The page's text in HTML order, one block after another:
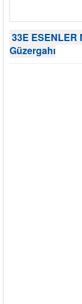
33E ESENLER
Güzergahı